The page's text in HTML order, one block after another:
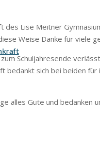
Lise Meitner
Weise Danke für viele
Schuljahresende
bedankt sich bei beiden
alles Gute und bedanken